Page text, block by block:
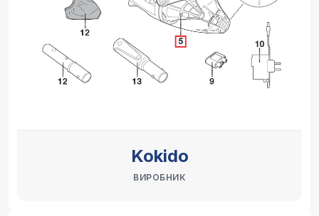
Kokido
ВИРОБНИК